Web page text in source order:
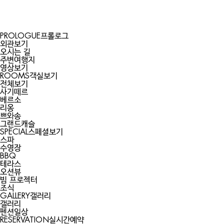
PROLOGUE프롤로그
외관보기
오시는 길
주변여행지
영상보기
ROOMS객실보기
전체보기
사기떼르
베르소
리옹
쁘와송
그랜드캐슬
SPECIAL스페셜보기
스파
수영장
BBQ
테라스
오션뷰
빔 프로젝터
조식
GALLERY갤러리
갤러리
펜션일상
RESERVATION실시간예약